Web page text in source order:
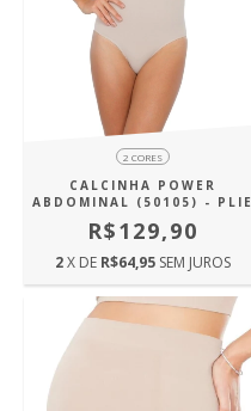
2 CORES
CALCINHA POWER
ABDOMINAL (50105) - PLIE
R$129,90
2X DE R$64,95 SEM JUROS